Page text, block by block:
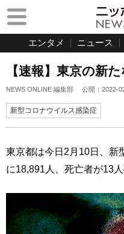
エンタメ ニュース
【速報】東京の新
NEWS ONLINE 編集部 公開： 2022-
新型コロナウイルス感染症
東京都は今日2月10日、新
に18,891人、死亡者が13